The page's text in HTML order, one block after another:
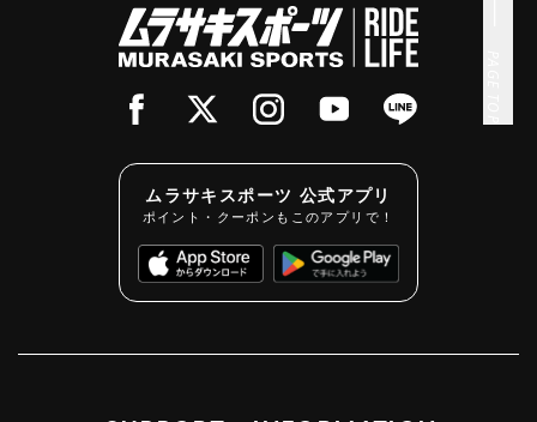
ムラサキスポーツ 公式アプリ
ポイント・クーポンもこのアプリで！